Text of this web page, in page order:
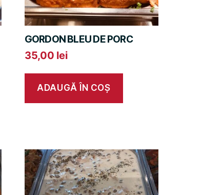
GORDON BLEU DE PORC
35,00 lei
ADAUGĂ ÎN COȘ